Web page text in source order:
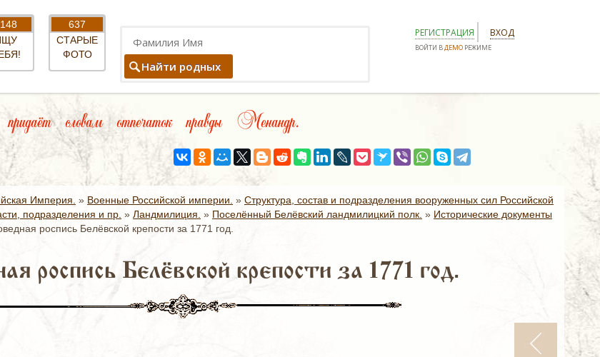
637
СТАРЫЕ
ФОТО
Найти родных
РЕГИСТРАЦИЯ ВХОД
ВОЙТИ ВДЕМО РЕЖИМЕ
словам отпечаток правды Менандр.
Империя. » Военные Российской империи. » Структура, состав и подразделения вооруженных сил Российской
подразделения и пр. » Ландмилиция. » Поселённый Белёвский ландмилицкий полк. » Исторические документы
роспись Белёвской крепости за 1771 год.
роспись Белёвской крепости за 1771 год.